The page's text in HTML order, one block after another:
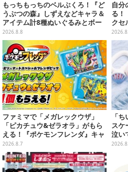
もっちもっちのベルぶくろ！『ど
うぶつの森』しずえなどキャラ＆
アイテム計8種ぬいぐるみとボー
ルチェーン付きマスコットが発売
2026.8.8
自分
る！
クセ
ムコ
開始
ファミマで「メガレックウザ」
「ピカチュウ&ゼラオラ」がもら
える！『ポケモンフレンダ』キャ
ンペーンが8月11日開始
2026.8.7
「
スケ
泣い
ン全